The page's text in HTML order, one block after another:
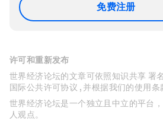
免费注册
许可和重新发布
世界经济论坛的文章可依照知识共享 署
国际公共许可协议 , 并根据我们的使用条
世界经济论坛是一个独立且中立的平台
人观点。